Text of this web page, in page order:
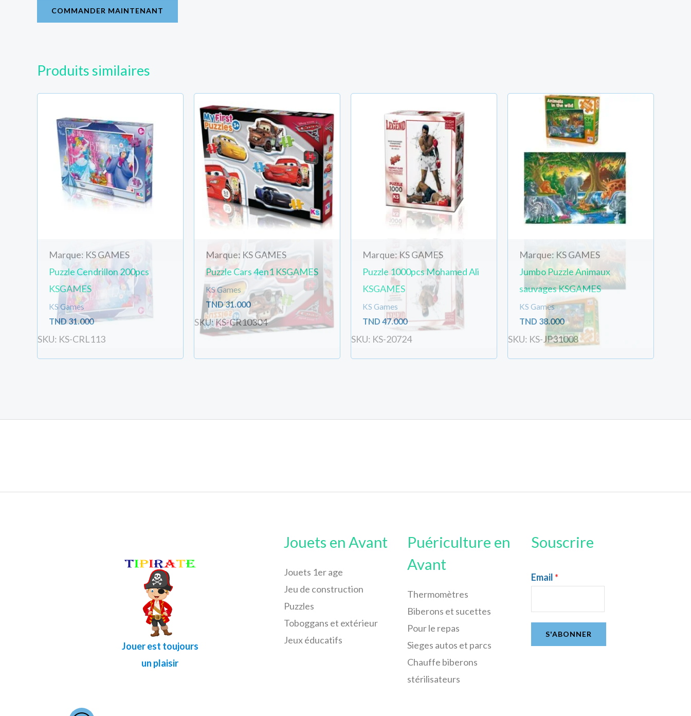
COMMANDER MAINTENANT
Produits similaires
Marque: KS GAMES
Puzzle Cendrillon 200pcs
KSGAMES
KS Games
TND 31.000
SKU: KS-CRL113
Marque: KS GAMES
Puzzle Cars 4en1 KSGAMES
KS Games
TND31.000
SKU: KS-CR10304
Marque: KS GAMES
Puzzle 1000pcs Mohamed Ali
KSGAMES
KS Games
TND 47.000
SKU: KS-20724
Marque: KS GAMES
Jumbo Puzzle Animaux
sauvages KSGAMES
KS Games
TND 38.000
SKU: KS-JP31008
Jouer est toujours
un plaisir
Jouets en Avant
Jouets 1er age
Jeu de construction
Puzzles
Toboggans et extérieur
Jeux éducatifs
Puériculture en
Avant
Thermomètres
Biberons et sucettes
Pour le repas
Sieges autos et parcs
Chauffe biberons
stérilisateurs
Souscrire
Email *
S'ABONNER